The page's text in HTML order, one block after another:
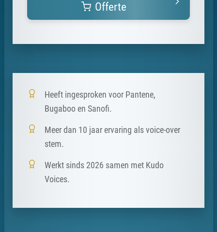
Offerte
Heeft ingesproken voor Pantene,
Bugaboo en Sanofi.
Meer dan 10 jaar ervaring als voice-over
stem.
Werkt sinds 2026 samen met Kudo
Voices.